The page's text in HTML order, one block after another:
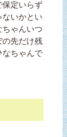
保定いらず
ないかとい
ゃんいつ
先だけ残
なちゃんで